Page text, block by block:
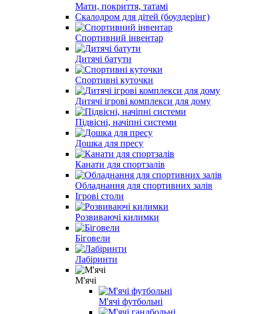
Мати, покриття, татамі
Скалодром для дітей (боулдерінг)
Спортивний інвентар
Дитячі батути
Спортивні куточки
Дитячі ігрові комплекси для дому
Підвісні, начіпні системи
Дошка для пресу
Канати для спортзалів
Обладнання для спортивних залів
Ігрові столи
Розвиваючі килимки
Біговели
Лабіринти
М'ячі
М'ячі футбольні